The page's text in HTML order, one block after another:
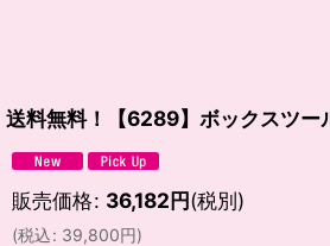
送料無料！【6289】ボックスツ
販売価格: 36,182円(税別)
(税込: 39,800円)